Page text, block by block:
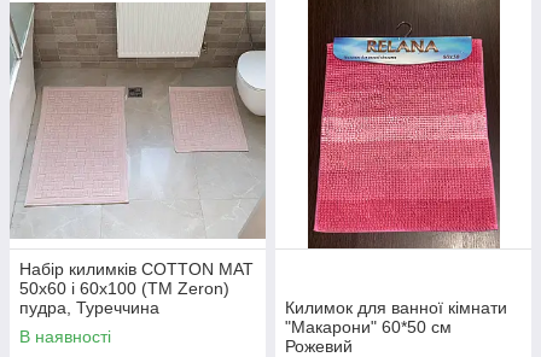
Набір килимків COTTON MAT
50х60 і 60х100 (TM Zeron)
пудра, Туреччина
В наявності
Килимок для ванної кімнати
"Макарони" 60*50 см
Рожевий